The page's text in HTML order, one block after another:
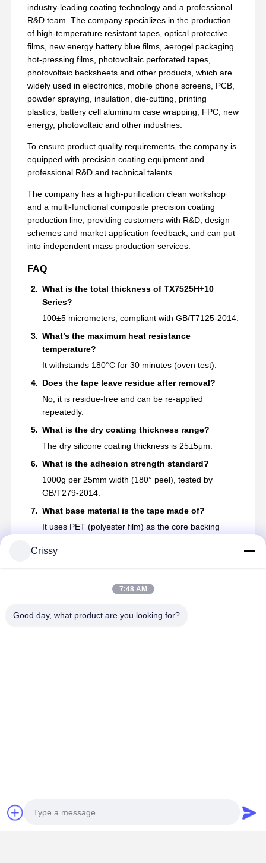
पीआई टेप
पीआई फिल्म
रिलीज फिल्म
पु फिल्म
सिलिकॉन फिल्म
छिद्रित टेप
नीली सुरक्षात्मक फिल्म
ताप फिल्म
industry-leading coating technology and a professional
R&D team. The company specializes in the production
of high-temperature resistant tapes, optical protective
films, new energy battery blue films, aerogel packaging
hot-pressing films, photovoltaic perforated tapes,
photovoltaic backsheets and other products, which are
widely used in electronics, mobile phone screens, PCB,
powder spraying, insulation, die-cutting, printing
plastics, battery cell aluminum case wrapping, FPC, new
energy, photovoltaic and other industries.
To ensure product quality requirements, the company is
equipped with precision coating equipment and
professional R&D and technical talents.
The company has a high-purification clean workshop
and a multi-functional composite precision coating
production line, providing customers with R&D, design
schemes and market application feedback, and can put
into independent mass production services.
FAQ
What is the total thickness of TX7525H+10
Series?
100±5 micrometers, compliant with GB/T7125-2014.
What’s the maximum heat resistance
temperature?
It withstands 180°C for 30 minutes (oven test).
Does the tape leave residue after removal?
No, it is residue-free and can be re-applied
repeatedly.
What is the dry coating thickness range?
The dry silicone coating thickness is 25±5μm.
What is the adhesion strength standard?
1000g per 25mm width (180° peel), tested by
GB/T279-2014.
What base material is the tape made of?
It uses PET (polyester film) as the core backing
Miss. Matilda
Crissy
7:48 AM
Good day, what product are you looking for?